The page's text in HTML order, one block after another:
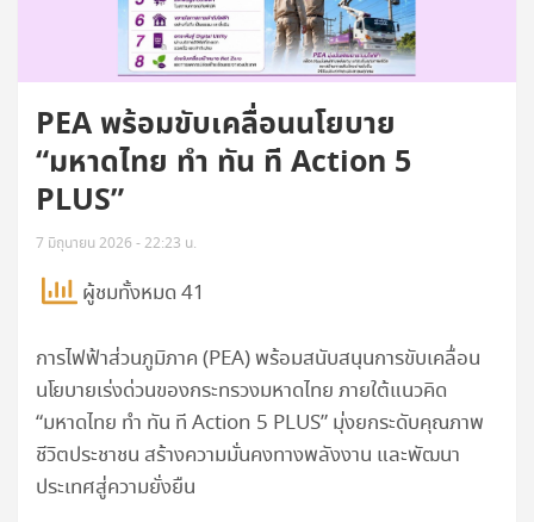
PEA พร้อมขับเคลื่อนนโยบาย
“มหาดไทย ทำ ทัน ที Action 5
PLUS”
7 มิถุนายน 2026 - 22:23 น.
ผู้ชมทั้งหมด 41
การไฟฟ้าส่วนภูมิภาค (PEA) พร้อมสนับสนุนการขับเคลื่อน
นโยบายเร่งด่วนของกระทรวงมหาดไทย ภายใต้แนวคิด
“มหาดไทย ทำ ทัน ที Action 5 PLUS” มุ่งยกระดับคุณภาพ
ชีวิตประชาชน สร้างความมั่นคงทางพลังงาน และพัฒนา
ประเทศสู่ความยั่งยืน